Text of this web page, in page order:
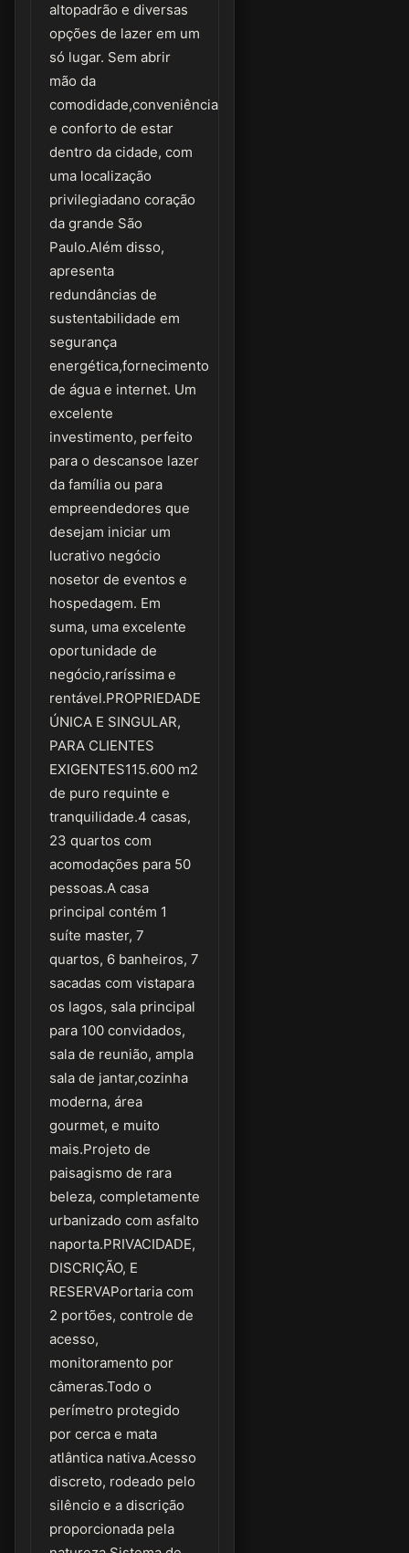
altopadrão e diversas
opções de lazer em um
só lugar. Sem abrir
mão da
comodidade,conveniência
e conforto de estar
dentro da cidade, com
uma localização
privilegiadano coração
da grande São
Paulo.Além disso,
apresenta
redundâncias de
sustentabilidade em
segurança
energética,fornecimento
de água e internet. Um
excelente
investimento, perfeito
para o descansoe lazer
da família ou para
empreendedores que
desejam iniciar um
lucrativo negócio
nosetor de eventos e
hospedagem. Em
suma, uma excelente
oportunidade de
negócio,raríssima e
rentável.PROPRIEDADE
ÚNICA E SINGULAR,
PARA CLIENTES
EXIGENTES115.600 m2
de puro requinte e
tranquilidade.4 casas,
23 quartos com
acomodações para 50
pessoas.A casa
principal contém 1
suíte master, 7
quartos, 6 banheiros, 7
sacadas com vistapara
os lagos, sala principal
para 100 convidados,
sala de reunião, ampla
sala de jantar,cozinha
moderna, área
gourmet, e muito
mais.Projeto de
paisagismo de rara
beleza, completamente
urbanizado com asfalto
naporta.PRIVACIDADE,
DISCRIÇÃO, E
RESERVAPortaria com
2 portões, controle de
acesso,
monitoramento por
câmeras.Todo o
perímetro protegido
por cerca e mata
atlântica nativa.Acesso
discreto, rodeado pelo
silêncio e a discrição
proporcionada pela